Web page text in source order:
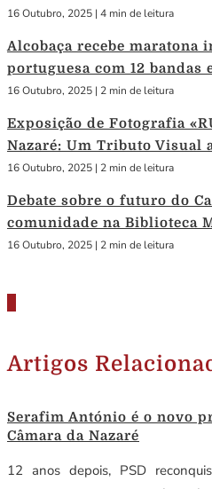
16 Outubro, 2025 | 4 min de leitura
Alcobaça recebe maratona
portuguesa com 12 bandas
16 Outubro, 2025 | 2 min de leitura
Exposição de Fotografia
Nazaré: Um Tributo Visual
16 Outubro, 2025 | 2 min de leitura
Debate sobre o futuro do
comunidade na Biblioteca
16 Outubro, 2025 | 2 min de leitura
Artigos
Serafim António é o novo
Câmara da Nazaré
12 anos depois, PSD